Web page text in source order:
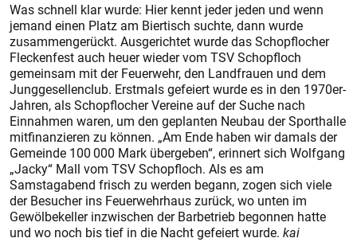
Was schnell klar wurde: Hier kennt jeder jeden und wenn
jemand einen Platz am Biertisch suchte, dann wurde
zusammengerückt. Ausgerichtet wurde das Schopflocher
Fleckenfest auch heuer wieder vom TSV Schopfloch
gemeinsam mit der Feuerwehr, den Landfrauen und dem
Junggesellenclub. Erstmals gefeiert wurde es in den 1970er-
Jahren, als Schopflocher Vereine auf der Suche nach
Einnahmen waren, um den geplanten Neubau der Sporthalle
mitfinanzieren zu können. „Am Ende haben wir damals der
Gemeinde 100 000 Mark übergeben“, erinnert sich Wolfgang
„Jacky“ Mall vom TSV Schopfloch. Als es am
Samstagabend frisch zu werden begann, zogen sich viele
der Besucher ins Feuerwehrhaus zurück, wo unten im
Gewölbekeller inzwischen der Barbetrieb begonnen hatte
und wo noch bis tief in die Nacht gefeiert wurde. kai